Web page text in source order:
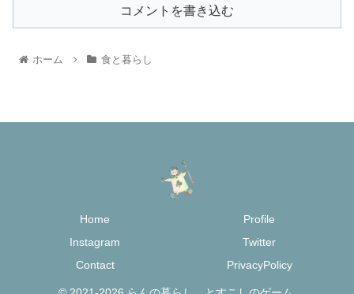
コメントを書き込む
ホーム 食と暮らし
Home
Profile
Instagram
Twitter
Contact
PrivacyPolicy